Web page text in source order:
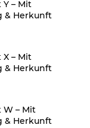
– Mit
& Herkunft
– Mit
& Herkunft
W – Mit
& Herkunft